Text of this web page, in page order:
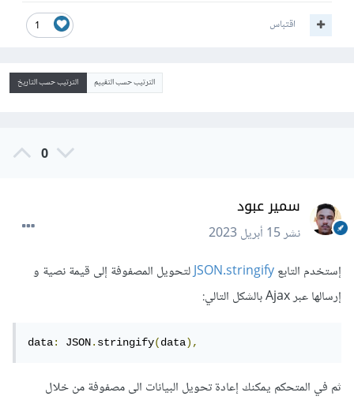
1 اقتباس
الترتيب حسب التقييم الترتيب حسب التاريخ
0
سمير عبود
نشر15 أبريل 2023
إستخدم التابعJSON.stringifyلتحويل المصفوفة إلى قيمة نصية و
إرسالها عبر Ajax بالشكل التالي:
data: JSON.stringify(data),
ثم في المتحكم يمكنك إعادة تحويل البيانات الى مصفوفة من خلال